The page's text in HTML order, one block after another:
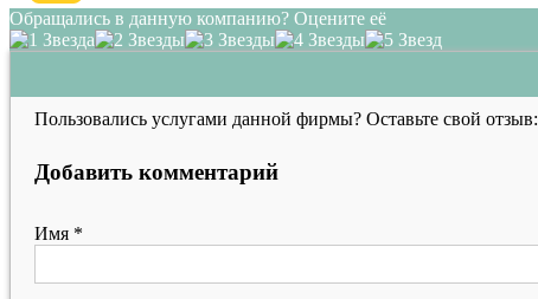
Обращались в данную компанию? Оцените её
Пользовались услугами данной фирмы? Оставьте свой отзыв:
Добавить комментарий
Имя *